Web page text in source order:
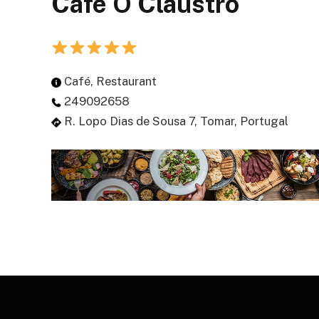
Café, Restaurant
249092658
R. Lopo Dias de Sousa 7, Tomar, Portugal